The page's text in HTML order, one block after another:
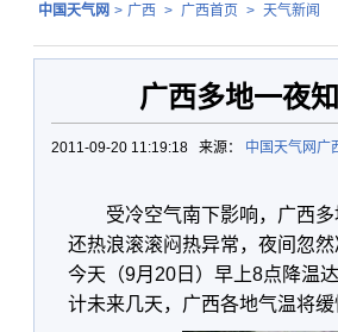
中国天气网 > 广西 > 广西首页 > 天气新闻
广西多地一夜
2011-09-20 11:19:18 来源： 中国天气网广
受冷空气南下影响，广西
还热浪滚滚闷热异常，夜间忽
今天（9月20日）早上8点降温
计未来几天，广西各地气温将